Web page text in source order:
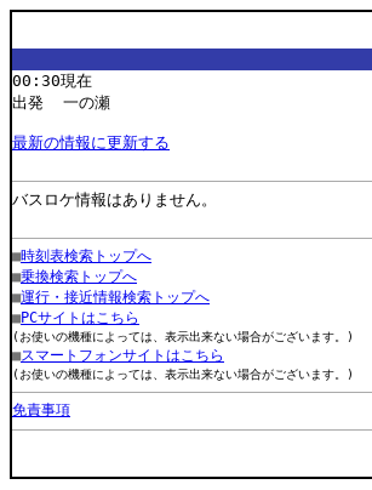
00:30現在
出発 一の瀬
最新の情報に更新する
バスロケ情報はありません。
■時刻表検索トップへ
■乗換検索トップへ
■運行・接近情報検索トップへ
■PCサイトはこちら
(お使いの機種によっては、表示出来ない場合がございます。)
■スマートフォンサイトはこちら
(お使いの機種によっては、表示出来ない場合がございます。)
免責事項